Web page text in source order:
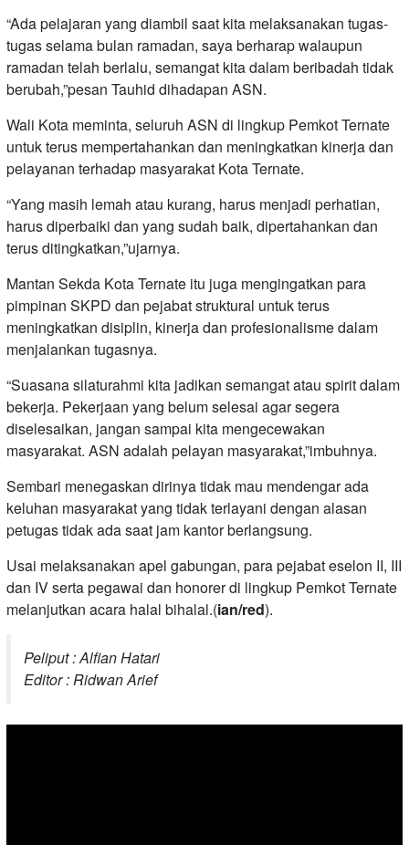
“Ada pelajaran yang diambil saat kita melaksanakan tugas-
tugas selama bulan ramadan, saya berharap walaupun
ramadan telah berlalu, semangat kita dalam beribadah tidak
berubah,”pesan Tauhid dihadapan ASN.
Wali Kota meminta, seluruh ASN di lingkup Pemkot Ternate
untuk terus mempertahankan dan meningkatkan kinerja dan
pelayanan terhadap masyarakat Kota Ternate.
“Yang masih lemah atau kurang, harus menjadi perhatian,
harus diperbaiki dan yang sudah baik, dipertahankan dan
terus ditingkatkan,”ujarnya.
Mantan Sekda Kota Ternate itu juga mengingatkan para
pimpinan SKPD dan pejabat struktural untuk terus
meningkatkan disiplin, kinerja dan profesionalisme dalam
menjalankan tugasnya.
“Suasana silaturahmi kita jadikan semangat atau spirit dalam
bekerja. Pekerjaan yang belum selesai agar segera
diselesaikan, jangan sampai kita mengecewakan
masyarakat. ASN adalah pelayan masyarakat,”imbuhnya.
Sembari menegaskan dirinya tidak mau mendengar ada
keluhan masyarakat yang tidak terlayani dengan alasan
petugas tidak ada saat jam kantor berlangsung.
Usai melaksanakan apel gabungan, para pejabat eselon II, III
dan IV serta pegawai dan honorer di lingkup Pemkot Ternate
melanjutkan acara halal bihalal.(ian/red).
Peliput : Alfian Hatari
Editor : Ridwan Arief